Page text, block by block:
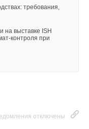
требования,
на выставке ISH
контроля при
отключены